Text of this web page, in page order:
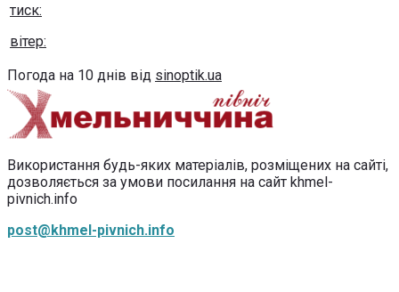
тиск:
вітер:
Погода на 10 днів від sinoptik.ua
Використання будь-яких матеріалів, розміщених на сайті,
дозволяється за умови посилання на сайт khmel-
pivnich.info
post@khmel-pivnich.info